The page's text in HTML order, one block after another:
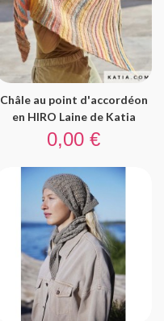
Châle au point d'accordéon
en HIRO Laine de Katia
Prix
0,00 €